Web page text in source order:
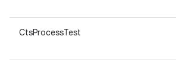
CtsProcessTest